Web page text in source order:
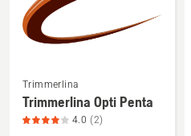
mer
information
om
Trimmerlina
Trimmerlina Opti Penta
4.0 (2)